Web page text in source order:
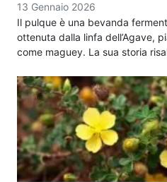
13 Gennaio 2026
Il pulque è una bevanda
ottenuta dalla linfa dell’Agave,
come maguey. La sua storia